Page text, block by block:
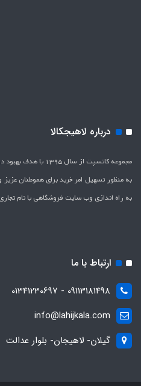
درباره لاهیجکالا
مجموعه کانسپت از
به منظور تسهیل امر خرید برای هموطنان عزیز و
به راه اندازی وب سایت فروشگاهی با نام
ارتباط با ما
09113181498 - 01341230697
info@lahijkala.com
گیلان- لاهیجان- بلوار عدالت